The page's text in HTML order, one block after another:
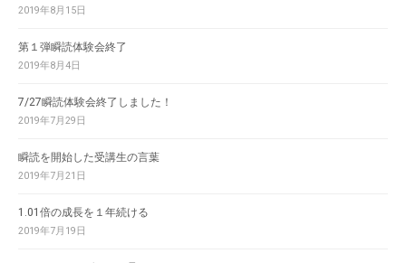
2019年8月15日
第１弾瞬読体験会終了
2019年8月4日
7/27瞬読体験会終了しました！
2019年7月29日
瞬読を開始した受講生の言葉
2019年7月21日
1.01倍の成長を１年続ける
2019年7月19日